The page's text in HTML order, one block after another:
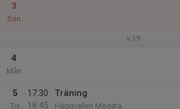
3
Sön
v.19
4
Mån
5
Tis
17:30
18:45
Träning
Häggvallen Mogata